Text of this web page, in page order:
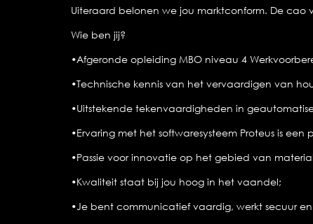
Uiteraard belonen we jou marktconform. De cao
Wie ben jij?
•Afgeronde opleiding MBO niveau 4
•Technische kennis van het vervaardigen van
•Uitstekende tekenvaardigheden in
•Ervaring met het softwaresysteem Proteus is een
•Passie voor innovatie op het gebied van
•Kwaliteit staat bij jou hoog in het vaandel;
•Je bent communicatief vaardig, werkt secuur en